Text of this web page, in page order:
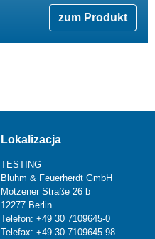
zum Produkt
Lokalizacja
TESTING
Bluhm & Feuerherdt GmbH
Motzener Straße 26 b
12277 Berlin
Telefon: +49 30 7109645-0
Telefax: +49 30 7109645-98